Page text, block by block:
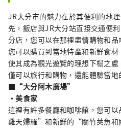
JR大分市的魅力在於其便利的地
先，飯店與JR大分站直接交通便
分店，您可以在那裡盡情購物和品
您可以購買到當地特產和新鮮食材
使其成為觀光遊覽的理想下榻之
僅可以旅行和購物，還能體驗當地
■“大分阿木廣場”
・美食家
這裡有許多餐廳和咖啡館，您可
雞天婦羅”和新鮮的“關竹莢魚和